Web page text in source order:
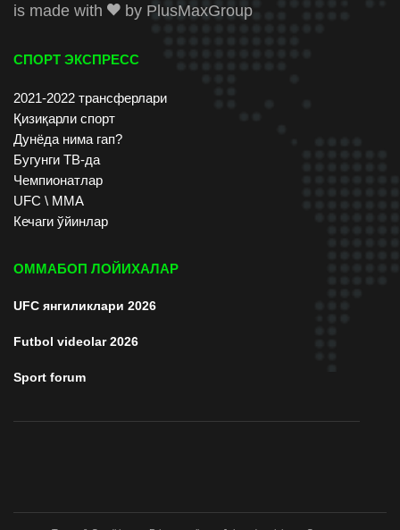
is made with
by PlusMaxGroup
СПОРТ ЭКСПРЕСС
2021-2022 трансферлари
Қизиқарли спорт
Дунёда нима гап?
Бугунги ТВ-да
Чемпионатлар
UFC \ ММА
Кечаги ўйинлар
ОММАБОП ЛОЙИХАЛАР
UFC янгиликлари 2026
Futbol videolar 2026
Sport forum